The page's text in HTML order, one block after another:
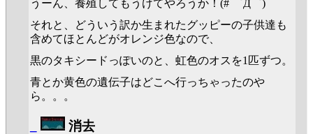
うーん、養殖してもうけてやろうか！(# ゜Д゜)
それと、どういう訳か生まれたグッピーの子供達も
含めてほとんどがオレンジ色なので、
黒のタキシードっぽいのと、虹色のオスを1匹ずつ。
青とか黄色の遺伝子はどこへ行っちゃったのや
ら。。。
消去